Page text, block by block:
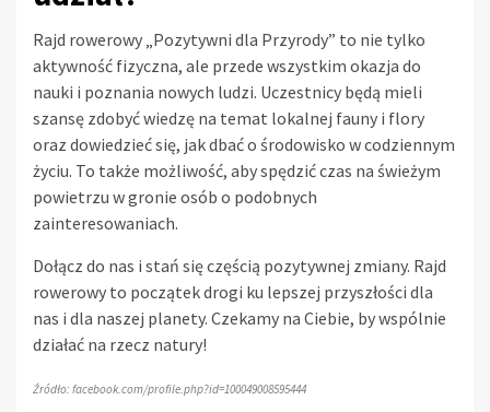
Rajd rowerowy „Pozytywni dla Przyrody” to nie tylko
aktywność fizyczna, ale przede wszystkim okazja do
nauki i poznania nowych ludzi. Uczestnicy będą mieli
szansę zdobyć wiedzę na temat lokalnej fauny i flory
oraz dowiedzieć się, jak dbać o środowisko w codziennym
życiu. To także możliwość, aby spędzić czas na świeżym
powietrzu w gronie osób o podobnych
zainteresowaniach.
Dołącz do nas i stań się częścią pozytywnej zmiany. Rajd
rowerowy to początek drogi ku lepszej przyszłości dla
nas i dla naszej planety. Czekamy na Ciebie, by wspólnie
działać na rzecz natury!
Źródło: facebook.com/profile.php?id=100049008595444